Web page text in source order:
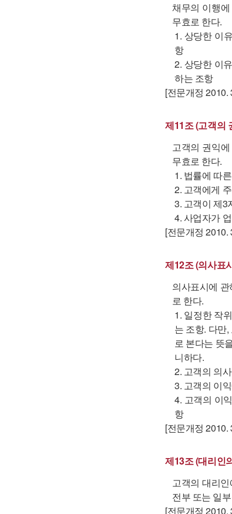
채무의 이행
무효로 한다.
1. 상당한 이
항
2. 상당한 이
하는 조항
[전문개정 2010.
제11조 (고객의
고객의 권익
무효로 한다.
1. 법률에 따
2. 고객에게
3. 고객이 제3
4. 사업자가
[전문개정 2010.
제12조 (의사표
의사표시에
로 한다.
1. 일정한 작
는 조항. 다만
로 본다는 뜻
니하다.
2. 고객의 의
3. 고객의 이
4. 고객의 이
항
[전문개정 2010.
제13조 (대리인
고객의 대리
전부 또는 일
[전문개정 2010.